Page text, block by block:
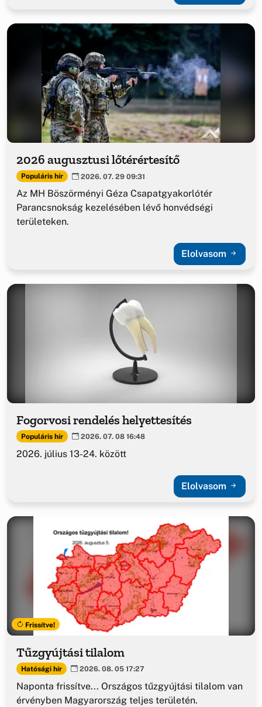
2026 augusztusi lőtérértesítő
Populáris hír 2026. 07. 29 09:31
Az MH Böszörményi Géza Csapatgyakorlótér
Parancsnokság kezelésében lévő honvédségi
területeken.
Elolvasom
Fogorvosi rendelés helyettesítés
Populáris hír 2026. 07. 08 16:48
2026. július 13-24. között
Elolvasom
Frissítve!
Tűzgyújtási tilalom
Hatósági hír 2026. 08. 05 17:27
Naponta frissítve... Országos tűzgyújtási tilalom van
érvényben Magyarország teljes területén.